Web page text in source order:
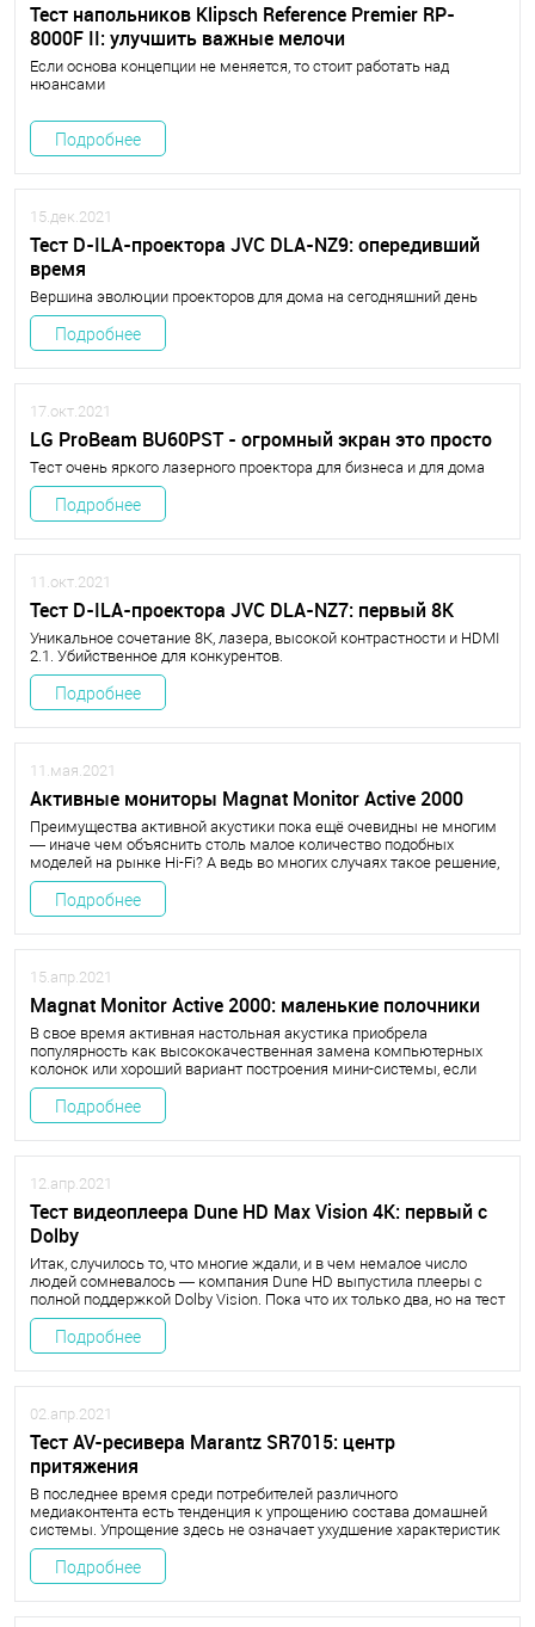
Тест напольников Klipsch Reference Premier RP-
8000F II: улучшить важные мелочи
Если основа концепции не меняется, то стоит работать над
нюансами
Подробнее
15.дек.2021
Тест D-ILA-проектора JVC DLA-NZ9: опередивший
время
Вершина эволюции проекторов для дома на сегодняшний день
Подробнее
17.окт.2021
LG ProBeam BU60PST - огромный экран это просто
Тест очень яркого лазерного проектора для бизнеса и для дома
Подробнее
11.окт.2021
Тест D-ILA-проектора JVC DLA-NZ7: первый 8К
Уникальное сочетание 8К, лазера, высокой контрастности и HDMI
2.1. Убийственное для конкурентов.
Подробнее
11.мая.2021
Активные мониторы Magnat Monitor Active 2000
Преимущества активной акустики пока ещё очевидны не многим
— иначе чем объяснить столь малое количество подобных
моделей на рынке Hi-Fi? А ведь во многих случаях такое решение,
особенно с беспроводным подключением, может оказаться
самым удобным, а иногда и единственно возможным.
Подробнее
15.апр.2021
Magnat Monitor Active 2000: маленькие полочники
В свое время активная настольная акустика приобрела
популярность как высококачественная замена компьютерных
колонок или хороший вариант построения мини-системы, если
добавить к колонкам какой-нибудь аналоговый источник, вроде
компактного CD-проигрывателя.
Подробнее
12.апр.2021
Тест видеоплеера Dune HD Max Vision 4K: первый c
Dolby
Итак, случилось то, что многие ждали, и в чем немалое число
людей сомневалось — компания Dune HD выпустила плееры с
полной поддержкой Dolby Vision. Пока что их только два, но на тест
мы взяли самый навороченный — Dune HD Max Vision 4K.
Подробнее
02.апр.2021
Тест AV-ресивера Marantz SR7015: центр
притяжения
В последнее время среди потребителей различного
медиаконтента есть тенденция к упрощению состава домашней
системы. Упрощение здесь не означает ухудшение характеристик
системы, скорее — ее универсализацию
Подробнее